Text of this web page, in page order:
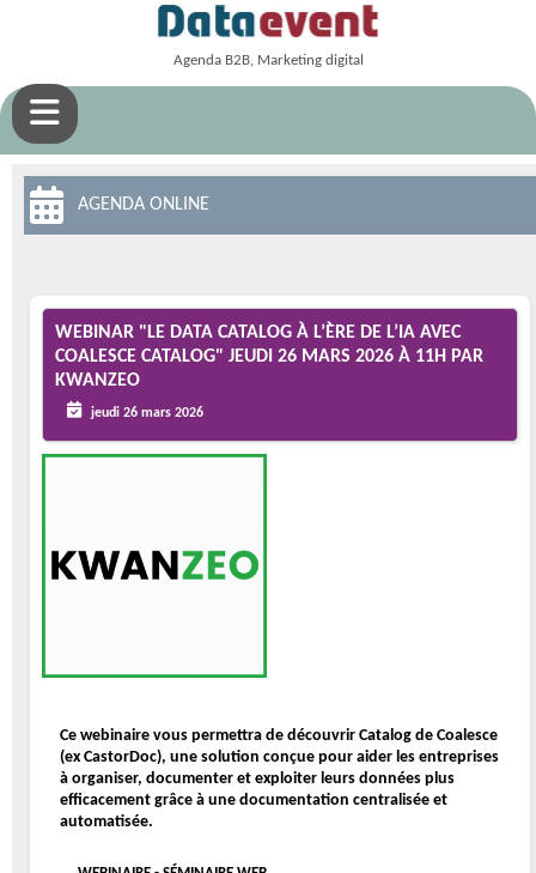
Agenda B2B, Marketing digital
AGENDA ONLINE
WEBINAR "LE DATA CATALOG À L’ÈRE DE L’IA AVEC
COALESCE CATALOG" JEUDI 26 MARS 2026 À 11H PAR
KWANZEO
jeudi 26 mars 2026
Ce webinaire vous permettra de découvrir Catalog de Coalesce
(ex CastorDoc), une solution conçue pour aider les entreprises
à organiser, documenter et exploiter leurs données plus
efficacement grâce à une documentation centralisée et
automatisée.